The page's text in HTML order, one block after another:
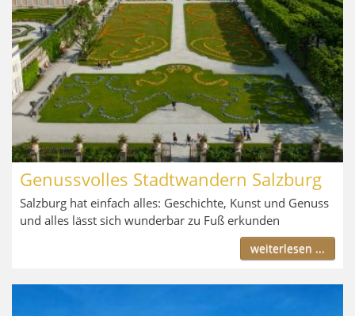
Genussvolles Stadtwandern Salzburg
Salzburg hat einfach alles: Geschichte, Kunst und Genuss
und alles lässt sich wunderbar zu Fuß erkunden
weiterlesen ...